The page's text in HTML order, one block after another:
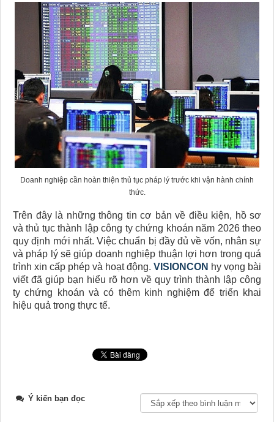
Doanh nghiệp cần hoàn thiện thủ tục pháp lý trước khi vận hành chính
thức.
Trên đây là những thông tin cơ bản về điều kiện, hồ sơ
và thủ tục thành lập công ty chứng khoán năm 2026 theo
quy định mới nhất. Việc chuẩn bị đầy đủ về vốn, nhân sự
và pháp lý sẽ giúp doanh nghiệp thuận lợi hơn trong quá
trình xin cấp phép và hoạt động. VISIONCON hy vọng bài
viết đã giúp bạn hiểu rõ hơn về quy trình thành lập công
ty chứng khoán và có thêm kinh nghiệm để triển khai
hiệu quả trong thực tế.
Ý kiến bạn đọc